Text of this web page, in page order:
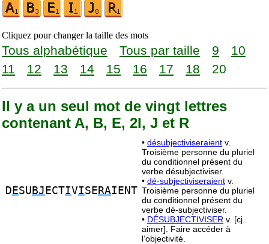
Cliquez pour changer la taille des mots
Tous alphabétique Tous par taille 9
10
11
12 13 14 15 16 17 18 20
Il y a un seul mot de vingt lettres
contenant A, B, E, 2I, J et R
D ESU BJ ECTIVISE RAIENT
• désubjectiviseraient v.
Troisième personne du pluriel
du conditionnel présent du
verbe désubjectiviser.
• dé-subjectiviseraient v.
Troisième personne du pluriel
du conditionnel présent du
verbe dé-subjectiviser.
• DÉSUBJECTIVISER v. [cj.
aimer]. Faire accéder à
l’objectivité.